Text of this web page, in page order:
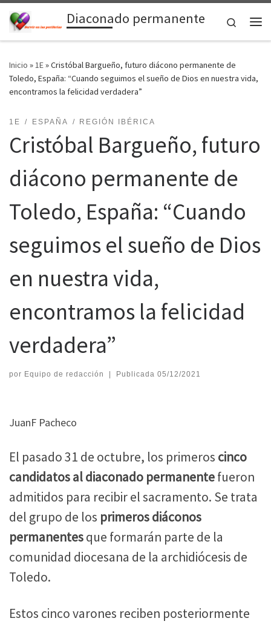
Saltar al contenidoDiaconado permanente
Search
Inicio »1E»Cristóbal Bargueño, futuro diácono permanente de
Toledo, España: “Cuando seguimos el sueño de Dios en nuestra vida,
encontramos la felicidad verdadera”
1E ESPAÑA REGIÓN IBÉRICA
Cristóbal Bargueño, futuro
diácono permanente de
Toledo, España: “Cuando
seguimos el sueño de Dios
en nuestra vida,
encontramos la felicidad
verdadera”
por Equipo de redacción | Publicada 05/12/2021
JuanF Pacheco
El pasado 31 de octubre, los primeros cinco
candidatos al diaconado permanentefueron
admitidos para recibir el sacramento. Se trata
del grupo de los primeros diáconos
permanentesque formarán parte de la
comunidad diocesana de la archidiócesis de
Toledo.
Estos cinco varones reciben posteriormente